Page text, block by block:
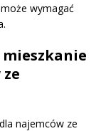
wymagać
mieszkanie
najemców ze